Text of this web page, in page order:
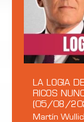
LA LOGIA
RICOS
(05/08/
Martín